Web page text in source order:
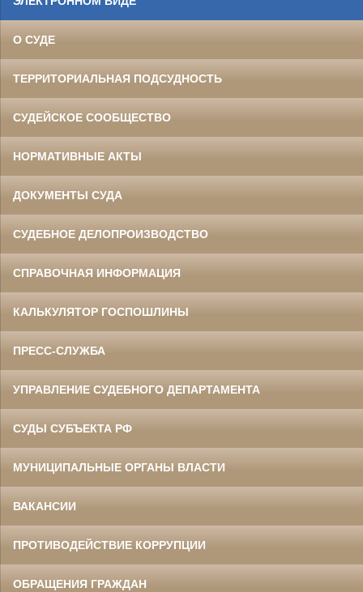
О СУДЕ
ТЕРРИТОРИАЛЬНАЯ ПОДСУДНОСТЬ
СУДЕЙСКОЕ СООБЩЕСТВО
НОРМАТИВНЫЕ АКТЫ
ДОКУМЕНТЫ СУДА
СУДЕБНОЕ ДЕЛОПРОИЗВОДСТВО
СПРАВОЧНАЯ ИНФОРМАЦИЯ
КАЛЬКУЛЯТОР ГОСПОШЛИНЫ
ПРЕСС-СЛУЖБА
УПРАВЛЕНИЕ СУДЕБНОГО ДЕПАРТАМЕНТА
СУДЫ СУБЪЕКТА РФ
МУНИЦИПАЛЬНЫЕ ОРГАНЫ ВЛАСТИ
ВАКАНСИИ
ПРОТИВОДЕЙСТВИЕ КОРРУПЦИИ
ОБРАЩЕНИЯ ГРАЖДАН